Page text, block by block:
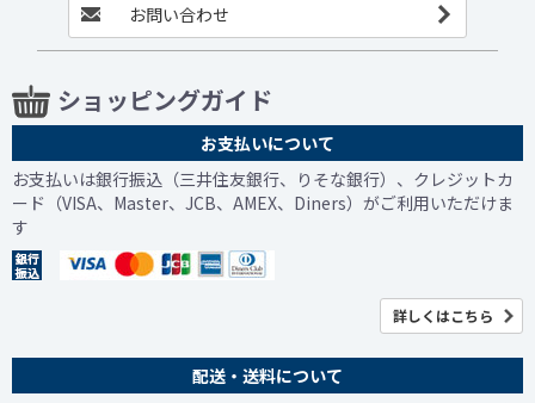
お問い合わせ
ショッピングガイド
お支払いについて
お支払いは銀行振込（三井住友銀行、りそな銀行）、クレジットカ
ード（VISA、Master、JCB、AMEX、Diners）がご利用いただけま
す
詳しくはこちら
配送・送料について